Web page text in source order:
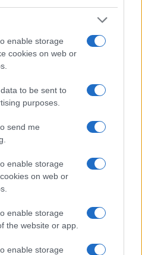
enable storage
cookies on web or
to be sent to
purposes.
send me
enable storage
on web or
enable storage
the website or app.
enable storage